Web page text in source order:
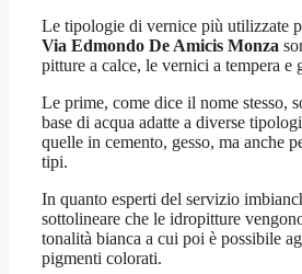
Le tipologie di vernice più utilizzate
Via Edmondo De Amicis Monza
pitture a calce, le vernici a tempera e
Le prime, come dice il nome stesso,
base di acqua adatte a diverse
quelle in cemento, gesso, ma anche
tipi.
In quanto esperti del servizio
sottolineare che le idropitture
tonalità bianca a cui poi è possibile
pigmenti colorati.